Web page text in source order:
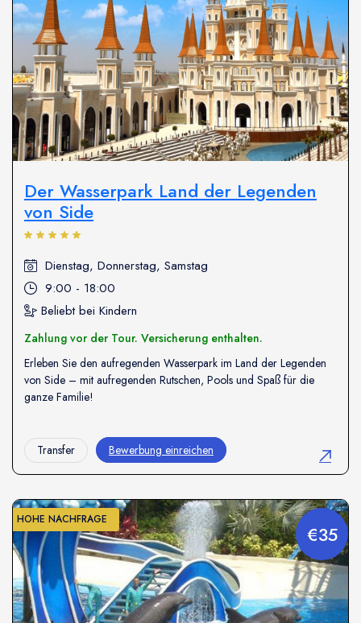
Der Wasserpark Land der Legenden
von Side
Dienstag, Donnerstag, Samstag
9:00 - 18:00
Beliebt bei Kindern
Zahlung vor der Tour. Versicherung enthalten.
Erleben Sie den aufregenden Wasserpark im Land der Legenden
von Side – mit aufregenden Rutschen, Pools und Spaß für die
ganze Familie!
Transfer Bewerbung einreichen
€35
HOHE NACHFRAGE